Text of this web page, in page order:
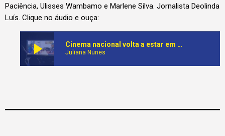
Paciência, Ulisses Wambamo e Marlene Silva. Jornalista Deolinda
Luís. Clique no áudio e ouça:
play_arrow Cinema nacional volta a estar em alta com o lançamento do filme “KATALEKO”
Juliana Nunes